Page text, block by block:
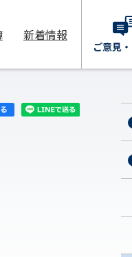
新着情報
ご意見・